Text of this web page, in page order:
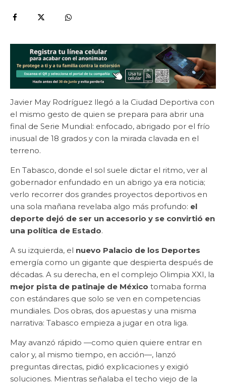
Javier May Rodríguez llegó a la Ciudad Deportiva con
el mismo gesto de quien se prepara para abrir una
final de Serie Mundial: enfocado, abrigado por el frío
inusual de 18 grados y con la mirada clavada en el
terreno.
En Tabasco, donde el sol suele dictar el ritmo, ver al
gobernador enfundado en un abrigo ya era noticia;
verlo recorrer dos grandes proyectos deportivos en
una sola mañana revelaba algo más profundo: el
deporte dejó de ser un accesorio y se convirtió en
una política de Estado.
A su izquierda, el nuevo Palacio de los Deportes
emergía como un gigante que despierta después de
décadas. A su derecha, en el complejo Olimpia XXI, la
mejor pista de patinaje de México tomaba forma
con estándares que solo se ven en competencias
mundiales. Dos obras, dos apuestas y una misma
narrativa: Tabasco empieza a jugar en otra liga.
May avanzó rápido —como quien quiere entrar en
calor y, al mismo tiempo, en acción—, lanzó
preguntas directas, pidió explicaciones y exigió
soluciones. Mientras señalaba el techo viejo de la